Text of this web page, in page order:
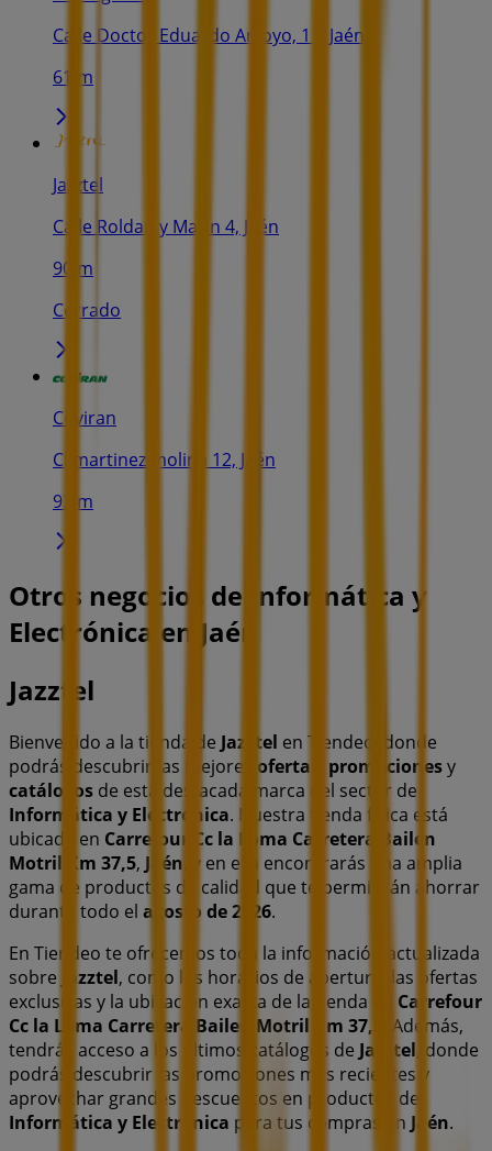
Calle Doctor Eduardo Arroyo, 11, Jaén
61 m
Jazztel
Calle Roldan y Marin 4, Jaén
90 m
Cerrado
Coviran
Cl martinez molina 12, Jaén
93 m
Otros negocios de Informática y
Electrónica en Jaén
Jazztel
Bienvenido a la tienda de Jazztel en Tiendeo, donde
podrás descubrir las mejores ofertas promocionesy
catálogos de esta destacada marca del sector de
Informática y Electrónica. Nuestra tienda física está
ubicada en Carrefour Cc la Loma Carretera Bailen
Motril Km 37,5, Jaén , y en ella encontrarás una amplia
gama de productos de calidad que te permitirán ahorrar
durante todo el agosto de 2026.
En Tiendeo te ofrecemos toda la información actualizada
sobre
Jazztel, como los horarios de apertura, las ofertas
exclusivas y la ubicación exacta de la tienda en Carrefour
Cc la Loma Carretera Bailen Motril Km 37,5
. Además,
tendrás acceso a los últimos catálogos de Jazztel , donde
podrás descubrir las promociones más recientes y
aprovechar grandes descuentos en productos de
Informática y Electrónica para tus compras en Jaén.